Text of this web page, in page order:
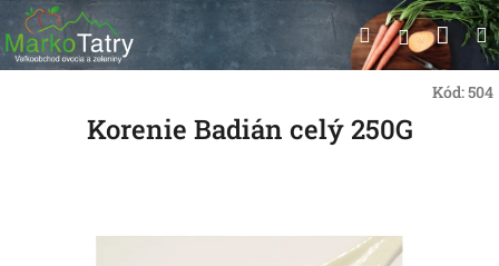
Prejsť
na
obsah
Hľadať
Kód:504
Korenie Badián celý 250G